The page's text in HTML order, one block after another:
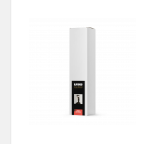
D’ENVIE
COMPARATEUR